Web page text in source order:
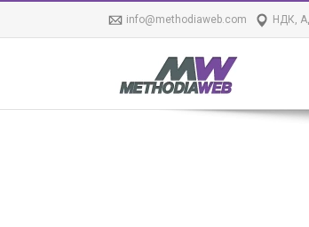
info@methodiaweb.com НДК,